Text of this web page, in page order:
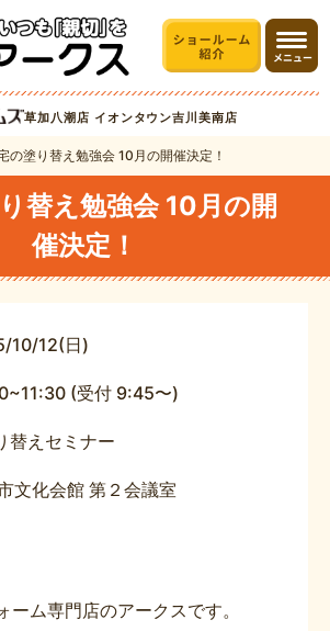
草加八潮店 イオンタウン吉川美南店
の塗り替え勉強会 10月の開催決定！
替え勉強会 10月の開
催決定！
10/12(日)
(受付 9:45〜)
替えセミナー
文化会館 第２会議室
ーム専門店のアークスです。